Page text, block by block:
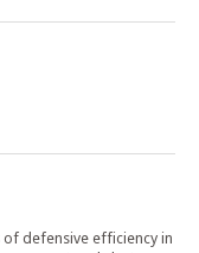
defensive efficiency in